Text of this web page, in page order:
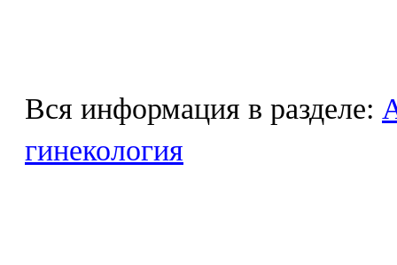
Вся информация в разделе:
гинекология